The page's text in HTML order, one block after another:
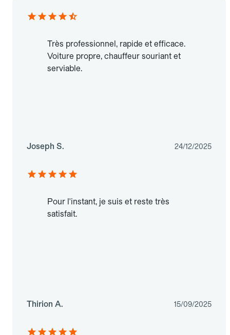
Très professionnel, rapide et efficace.
Voiture propre, chauffeur souriant et
serviable.
Joseph S. 24/12/2025
Pour l'instant, je suis et reste très
satisfait.
Thirion A. 15/09/2025